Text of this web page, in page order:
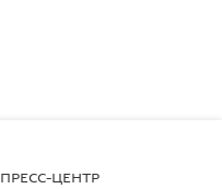
ПРЕСС-ЦЕНТР